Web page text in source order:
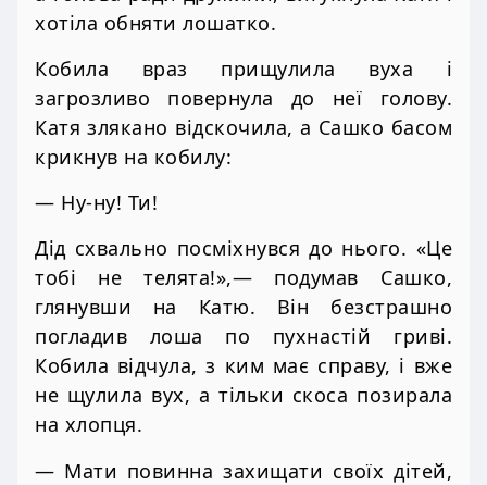
хотіла обняти лошатко.
Кобила враз прищулила вуха і
загрозливо повернула до неї голову.
Катя злякано відскочила, а Сашко басом
крикнув на кобилу:
— Ну-ну! Ти!
Дід схвально посміхнувся до нього. «Це
тобі не телята!»,— подумав Сашко,
глянувши на Катю. Він безстрашно
погладив лоша по пухнастій гриві.
Кобила відчула, з ким має справу, і вже
не щулила вух, а тільки скоса позирала
на хлопця.
— Мати повинна захищати своїх дітей,